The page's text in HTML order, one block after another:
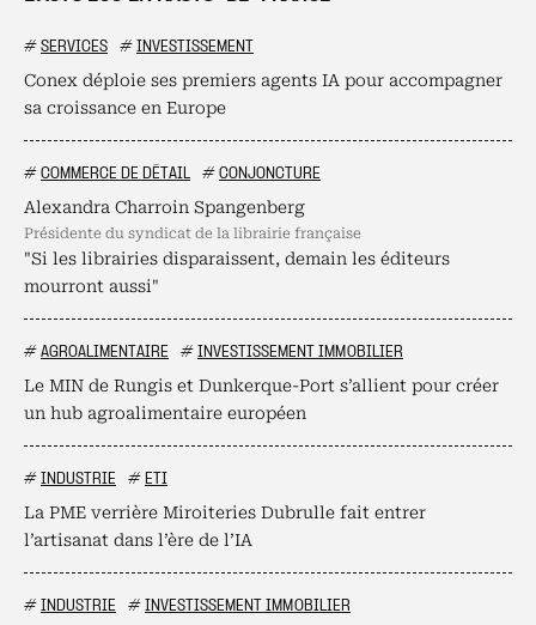
# SERVICES # INVESTISSEMENT
Conex déploie ses premiers agents IA pour accompagner
sa croissance en Europe
# COMMERCE DE DÉTAIL # CONJONCTURE
Alexandra Charroin Spangenberg
présidente du syndicat de la librairie française
"Si les librairies disparaissent, demain les éditeurs
mourront aussi"
# AGROALIMENTAIRE # INVESTISSEMENT IMMOBILIER
Le MIN de Rungis et Dunkerque-Port s’allient pour créer
un hub agroalimentaire européen
# INDUSTRIE # ETI
La PME verrière Miroiteries Dubrulle fait entrer
l’artisanat dans l’ère de l’IA
# INDUSTRIE # INVESTISSEMENT IMMOBILIER